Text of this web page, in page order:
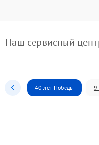
Наш сервисный
40 лет Победы